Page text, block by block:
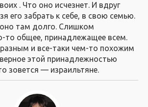
. Что оно исчезнет. И вдруг
его забрать к себе, в свою семью.
там долго. Слишком
то общее, принадлежащее всем.
и все-таки чем-то похожим
этой принадлежностью
зовется — израильтяне.